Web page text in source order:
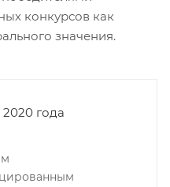
конкурсов как
значения.
года